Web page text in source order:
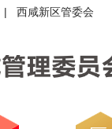
| 西咸新区管委会